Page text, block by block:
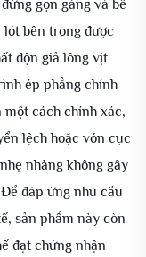
gọn gàng và bề
bên trong được
độn giả lông vịt
ép phẳng chính
cách chính xác,
lệch hoặc vón cục
nhàng không gây
đáp ứng nhu cầu
sản phẩm này còn
đạt chứng nhận